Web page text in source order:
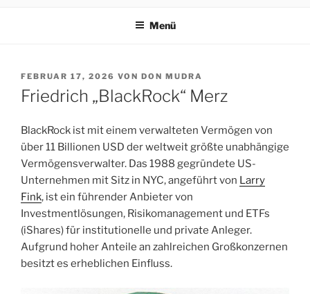
Menü
VERÖFFENTLICHT
AM
FEBRUAR 17, 2026 VON DON MUDRA
Friedrich „BlackRock“ Merz
BlackRock ist mit einem verwalteten Vermögen von
über 11 Billionen USD der weltweit größte unabhängige
Vermögensverwalter. Das 1988 gegründete US-
Unternehmen mit Sitz in NYC, angeführt von Larry
Fink, ist ein führender Anbieter von
Investmentlösungen, Risikomanagement und ETFs
(iShares) für institutionelle und private Anleger.
Aufgrund hoher Anteile an zahlreichen Großkonzernen
besitzt es erheblichen Einfluss.